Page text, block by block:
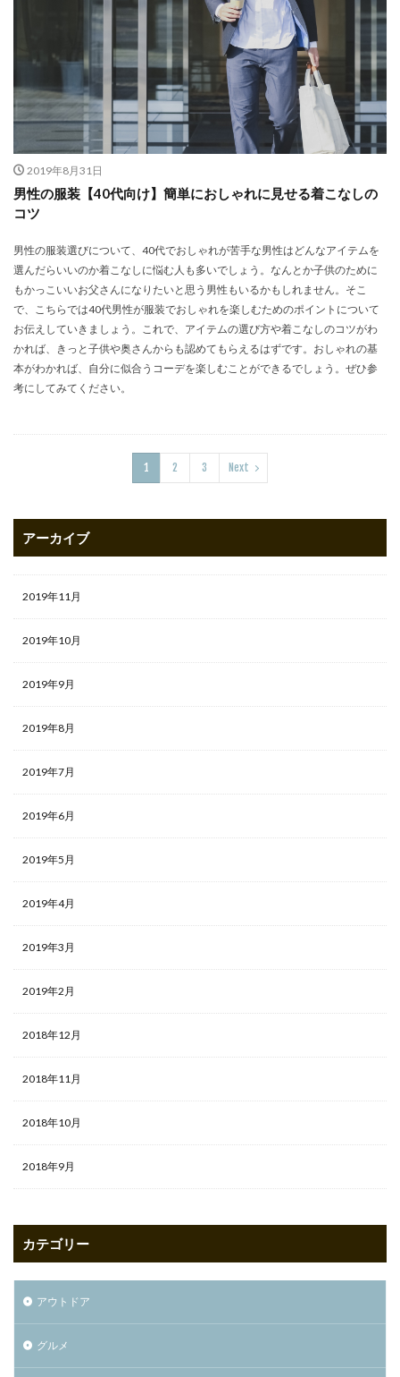
2019年8月31日
男性の服装【40代向け】簡単におしゃれに見せる着こなしの
コツ
男性の服装選びについて、40代でおしゃれが苦手な男性はどんなアイテムを
選んだらいいのか着こなしに悩む人も多いでしょう。なんとか子供のために
もかっこいいお父さんになりたいと思う男性もいるかもしれません。そこ
で、こちらでは40代男性が服装でおしゃれを楽しむためのポイントについて
お伝えしていきましょう。これで、アイテムの選び方や着こなしのコツがわ
かれば、きっと子供や奥さんからも認めてもらえるはずです。おしゃれの基
本がわかれば、自分に似合うコーデを楽しむことができるでしょう。ぜひ参
考にしてみてください。
1 2 3 Next
アーカイブ
2019年11月
2019年10月
2019年9月
2019年8月
2019年7月
2019年6月
2019年5月
2019年4月
2019年3月
2019年2月
2018年12月
2018年11月
2018年10月
2018年9月
カテゴリー
アウトドア
グルメ